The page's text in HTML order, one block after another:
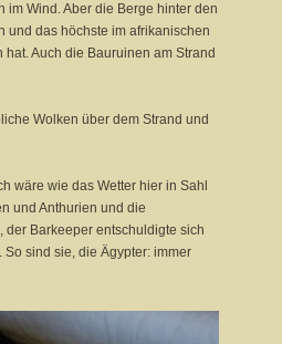
Wind. Aber die Berge hinter den
und das höchste im afrikanischen
Auch die Bauruinen am Strand
Wolken über dem Strand und
wäre wie das Wetter hier in Sahl
und Anthurien und die
der Barkeeper entschuldigte sich
sind sie, die Ägypter: immer